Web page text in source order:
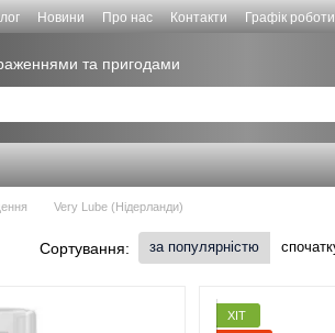
Новини Про нас Контакти Графік роботи
та пригодами
Very Lube (Нідерланди)
Сортування: за популярністю
ХІТ